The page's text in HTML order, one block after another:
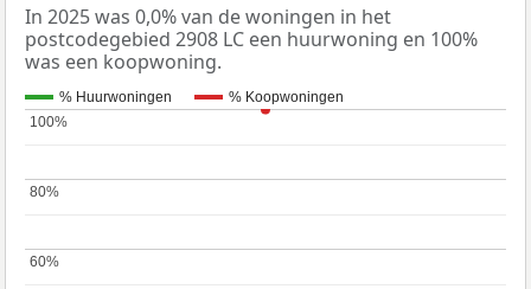
In 2025 was 0,0% van de woningen in het
postcodegebied 2908 LC een huurwoning en 100%
was een koopwoning.
% Huurwoningen % Koopwoningen
60%
60%
80%
80%
100%
100%